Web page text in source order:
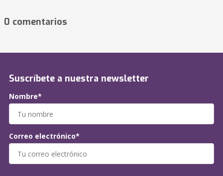
0 comentarios
Suscríbete a nuestra newsletter
Nombre*
Correo electrónico*